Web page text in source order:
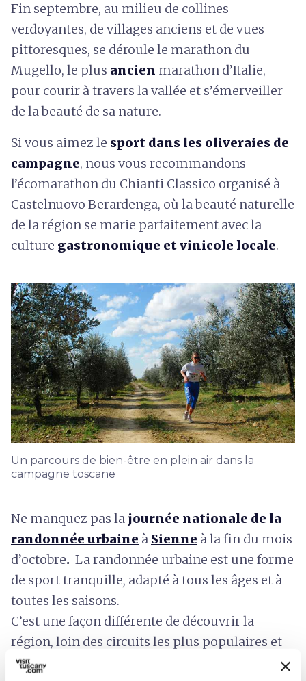
Fin septembre, au milieu de collines
verdoyantes, de villages anciens et de vues
pittoresques, se déroule le marathon du
Mugello, le plus ancien marathon d’Italie,
pour courir à travers la vallée et s’émerveiller
de la beauté de sa nature.
Si vous aimez le sport dans les oliveraies de
campagne, nous vous recommandons
l’écomarathon du Chianti Classico organisé à
Castelnuovo Berardenga, où la beauté naturelle
de la région se marie parfaitement avec la
culture gastronomique et vinicole locale.
Un parcours de bien-être en plein air dans la
campagne toscane
Ne manquez pas lajournée nationale de la
randonnée urbaine à Sienne à la fin du mois
d’octobre. La randonnée urbaine est une forme
de sport tranquille, adapté à tous les âges et à
toutes les saisons.
C’est une façon différente de découvrir la
région, loin des circuits les plus populaires et
de manière plus durable.